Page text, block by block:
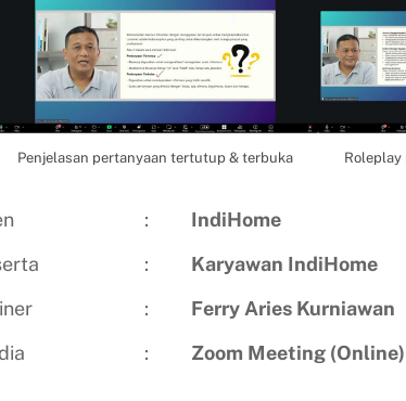
Penjelasan pertanyaan tertutup & terbuka
:
IndiHome
: Karyawan IndiHome
:
Ferry Aries Kurniawan
: Zoom Meeting (Online)